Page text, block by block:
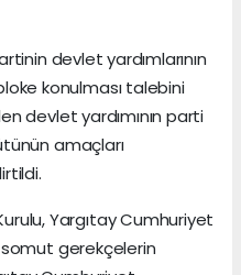
devlet yardımlarının
konulması talebini
devlet yardımının parti
amaçları
Yargıtay Cumhuriyet
somut gerekçelerin